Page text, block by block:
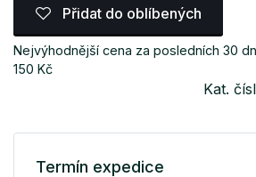
Přidat do oblíbených
Nejvýhodnější cena za posledních 30
150 Kč
Kat.
Termín expedice